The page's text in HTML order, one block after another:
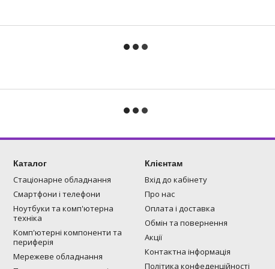
Каталог
Стаціонарне обладнання
Смартфони і телефони
Ноутбуки та комп'ютерна
техніка
Комп'ютерні компоненти та
периферія
Мережеве обладнання
Клієнтам
Вхід до кабінету
Про нас
Оплата і доставка
Обмін та повернення
Акції
Контактна інформація
Політика конфеденційності